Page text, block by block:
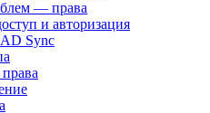
— права
и авторизация
Sync